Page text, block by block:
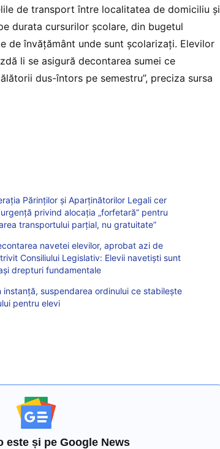
de transport între localitatea de domiciliu şi
durata cursurilor şcolare, din bugetul
de învăţământ unde sunt şcolarizaţi. Elevilor
li se asigură decontarea sumei ce
dus-întors pe semestru”, preciza sursa
Părinţilor şi Aparţinătorilor Legali cer
privind alocația „forfetară” pentru
transportului parțial, nu gratuitate”
navetei elevilor, aprobat azi de
Consiliului Legislativ: Elevii navetiști sunt
drepturi fundamentale
suspendarea ordinului ce stabilește
pentru elevi
este și pe Google News